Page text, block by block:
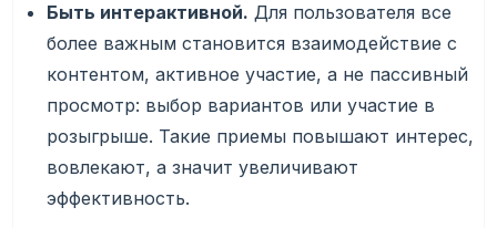
Быть интерактивной. Для пользователя все
более важным становится взаимодействие с
контентом, активное участие, а не пассивный
просмотр: выбор вариантов или участие в
розыгрыше. Такие приемы повышают интерес,
вовлекают, а значит увеличивают
эффективность.